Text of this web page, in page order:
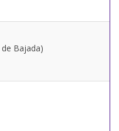
Bajada)